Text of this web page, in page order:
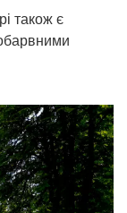
також є